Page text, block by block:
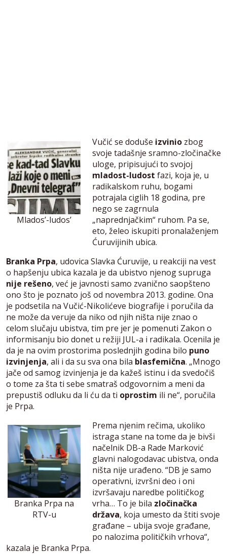
Mlados’-ludos’
Vučić se doduše izvinio zbog
svoje tadašnje sramno-zločinačke
uloge, pripisujući to svojoj
mladost-ludost fazi, koja je, u
radikalskom ruhu, bogami
potrajala ciglih 18 godina, pre
nego se zagrnula
„naprednjačkim“ ruhom. Pa se,
eto, želeo iskupiti pronalaženjem
Ćuruvijinih ubica.
Branka Prpa, udovica Slavka Ćuruvije, u reakciji na vest
o hapšenju ubica kazala je da ubistvo njenog supruga
nije rešeno, već je javnosti samo zvanično saopšteno
ono što je poznato još od novembra 2013. godine. Ona
je podsetila na Vučić-Nikolićeve biografije i poručila da
ne može da veruje da niko od njih ništa nije znao o
celom slučaju ubistva, tim pre jer je pomenuti Zakon o
informisanju bio donet u režiji JUL-a i radikala. Ocenila je
da je na ovim prostorima poslednjih godina bilo puno
izvinjenja, ali i da su sva ona bila blasfemična. „Mnogo
jače od samog izvinjenja je da kažeš istinu i da svedočiš
o tome za šta ti sebe smatraš odgovornim a meni da
prepustiš odluku da li ću da ti oprostim ili ne“, poručila
je Prpa.
Branka Prpa na
RTV-u
Prema njenim rečima, ukoliko
istraga stane na tome da je bivši
načelnik DB-a Rade Marković
glavni nalogodavac ubistva, onda
ništa nije urađeno. “DB je samo
operativni, izvršni deo i oni
izvršavaju naredbe političkog
vrha… To je bila zločinačka
država, koja umesto da štiti svoje
građane – ubija svoje građane,
po nalozima političkih vrhova“,
kazala je Branka Prpa.